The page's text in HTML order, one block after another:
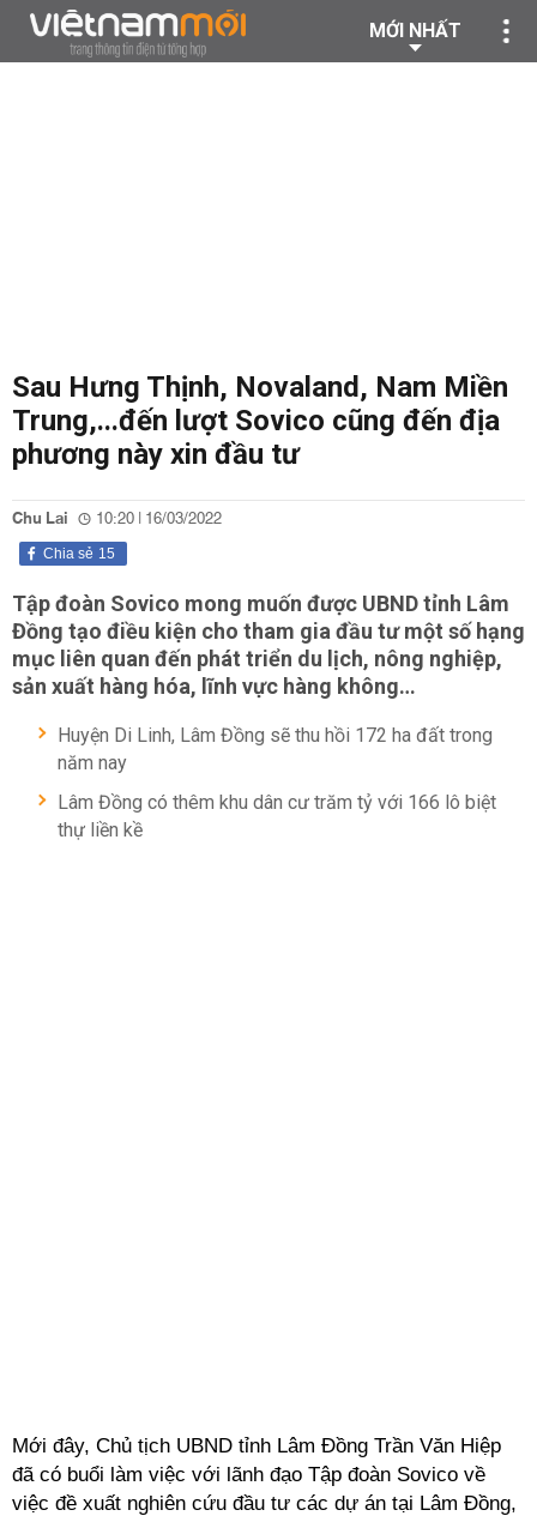
MỚI NHẤT
Sau Hưng Thịnh, Novaland, Nam Miền
Trung,...đến lượt Sovico cũng đến địa
phương này xin đầu tư
Chu Lai 10:20 | 16/03/2022
15
Chia sẻ
Tập đoàn Sovico mong muốn được UBND tỉnh Lâm
Đồng tạo điều kiện cho tham gia đầu tư một số hạng
mục liên quan đến phát triển du lịch, nông nghiệp,
sản xuất hàng hóa, lĩnh vực hàng không…
Huyện Di Linh, Lâm Đồng sẽ thu hồi 172 ha đất trong
năm nay
Lâm Đồng có thêm khu dân cư trăm tỷ với 166 lô biệt
thự liền kề
Mới đây, Chủ tịch UBND tỉnh Lâm Đồng Trần Văn Hiệp
đã có buổi làm việc với lãnh đạo Tập đoàn Sovico về
việc đề xuất nghiên cứu đầu tư các dự án tại Lâm Đồng,